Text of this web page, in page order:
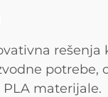
potrebe,
materijale.